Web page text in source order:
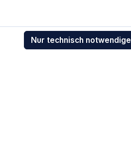
Nur technisch notwendige